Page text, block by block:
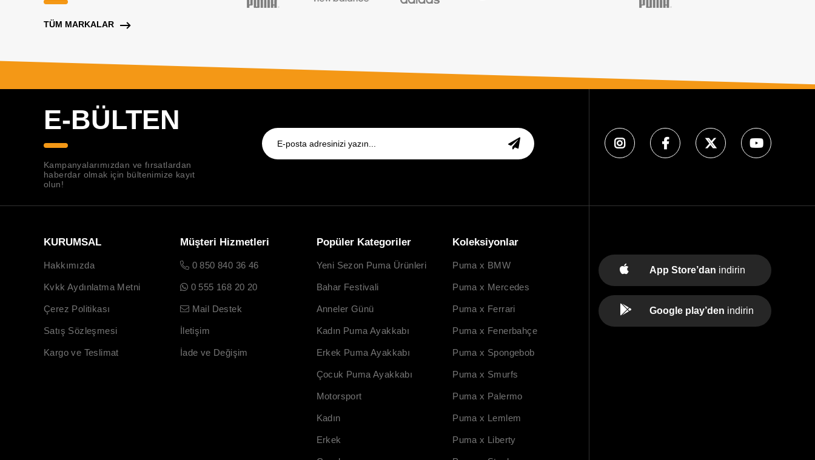
TÜM MARKALAR
E-BÜLTEN
Kampanyalarımızdan ve fırsatlardan
haberdar olmak için bültenimize kayıt
olun!
KURUMSAL
Hakkımızda
Kvkk Aydınlatma Metni
Çerez Politikası
Satış Sözleşmesi
Kargo ve Teslimat
Müşteri Hizmetleri
0 850 840 36 46
0 555 168 20 20
Mail Destek
İletişim
İade ve Değişim
Popüler Kategoriler
Yeni Sezon Puma Ürünleri
Bahar Festivali
Anneler Günü
Kadın Puma Ayakkabı
Erkek Puma Ayakkabı
Çocuk Puma Ayakkabı
Motorsport
Kadın
Erkek
Koleksiyonlar
Puma x BMW
Puma x Mercedes
Puma x Ferrari
Puma x Fenerbahçe
Puma x Spongebob
Puma x Smurfs
Puma x Palermo
Puma x Lemlem
Puma x Liberty
App Store’dan indirin
Google play’den indirin